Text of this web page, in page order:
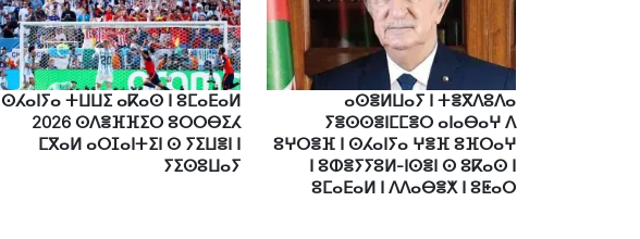
ⴰⵙⴻⵍⵡⴰⵢ ⵏ ⵜⴻⴳⴷⵓⴷⴰ
ⵢⴻⵙⵙⴻⵏⵎⵎⴻⵔ ⴰⵏⴰⴱⴰⵖ ⴷ
ⵓⵖⵔⴻⴼ ⵏ ⵙⵃⴰⵏⵢⴰ ⵖⴻⴼ ⵓⴼⵔⴰⵖ
ⵏ ⵓⵀⴻⵢⵢⵓⵍ-ⵏⵙⴻⵏ ⵙ ⵓⴽⴰⵙ ⵏ
ⵓⵎⴰⴹⴰⵍ ⵏ ⴷⴷⴰⴱⴻⵅ ⵏ ⵓⵟⴰⵔ
ⵙⵃⴰⵏⵢⴰ ⵜⵡⵡⵉ ⴰⴽⴰⵙ ⵏ ⵓⵎⴰⴹⴰⵍ
2026 ⵙⴷⴻⴼⴼⵉⵔ ⵓⵔⵔⴱⵉⵃ
ⵎⴳⴰⵍ ⴰⵔⵊⴰⵏⵜⵉⵏ ⵙ ⵢⵉⵡⴻⵏ ⵏ
ⵢⵉⵙⵓⵡⴰⵢ